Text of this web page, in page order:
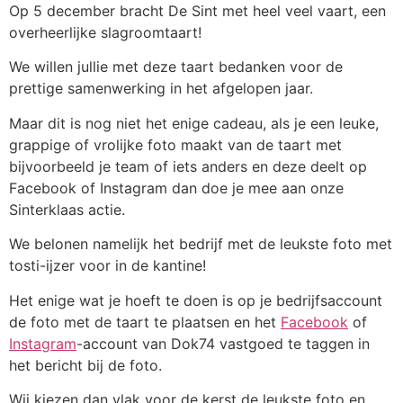
Op 5 december bracht De Sint met heel veel vaart, een
overheerlijke slagroomtaart!
We willen jullie met deze taart bedanken voor de
prettige samenwerking in het afgelopen jaar.
Maar dit is nog niet het enige cadeau, als je een leuke,
grappige of vrolijke foto maakt van de taart met
bijvoorbeeld je team of iets anders en deze deelt op
Facebook of Instagram dan doe je mee aan onze
Sinterklaas actie.
We belonen namelijk het bedrijf met de leukste foto met
tosti-ijzer voor in de kantine!
Het enige wat je hoeft te doen is op je bedrijfsaccount
de foto met de taart te plaatsen en het Facebook of
Instagram-account van Dok74 vastgoed te taggen in
het bericht bij de foto.
Wij kiezen dan vlak voor de kerst de leukste foto en